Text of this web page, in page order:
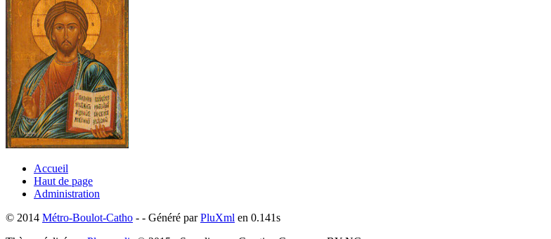
Accueil
Haut de page
Administration
© 2014 Métro-Boulot-Catho - - Généré parPluXml en 0.141s